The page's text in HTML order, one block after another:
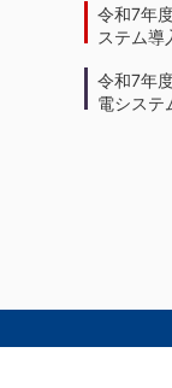
令和7年
ステム導
令和7年
電システ